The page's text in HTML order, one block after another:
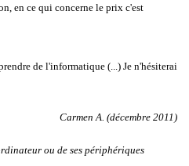
en ce qui concerne le prix c'est
de l'informatique (...) Je n'hésiterai
Carmen A. (décembre 2011)
ou de ses périphériques